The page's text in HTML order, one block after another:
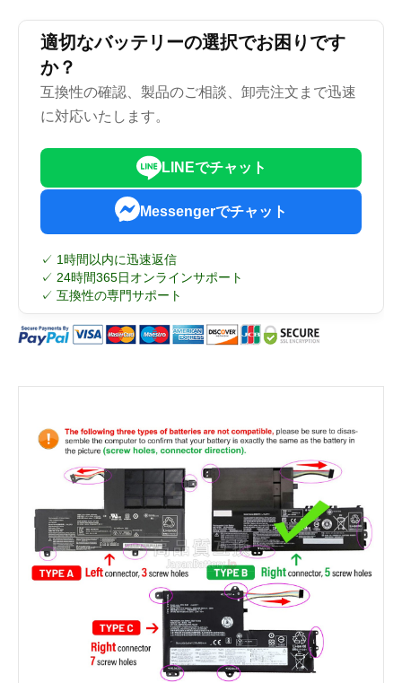
適切なバッテリーの選択でお困りです
か？
互換性の確認、製品のご相談、卸売注文まで迅速
に対応いたします。
LINEでチャット
Messengerでチャット
✓ 1時間以内に迅速返信
✓ 24時間365日オンラインサポート
✓ 互換性の専門サポート